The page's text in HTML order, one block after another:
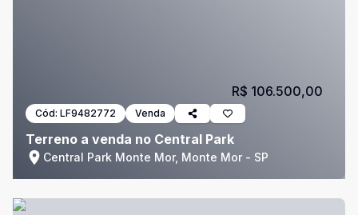
Cód: LF9482772 Venda
Terreno a venda no Central Park
Central Park Monte Mor, Monte Mor - SP
R$ 106.500,00